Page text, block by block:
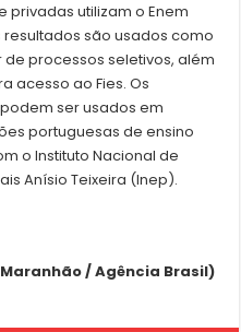
privadas utilizam o Enem
são usados como
processos seletivos, além
acesso ao Fies. Os
ser usados em
portuguesas de ensino
o Instituto Nacional de
Anísio Teixeira (Inep).
/ Agência Brasil)